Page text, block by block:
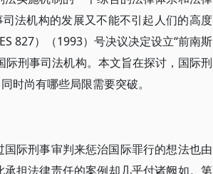
法机构的发展又不能不引起人们的高度
827）（1993）号决议决定设立“前南斯
刑事司法机构。本文旨在探讨，国际刑
时尚有哪些局限需要突破。
际刑事审判来惩治国际罪行的想法也由
担法律责任的案例却几乎付诸阙如。第